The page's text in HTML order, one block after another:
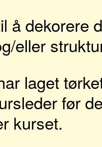
å dekorere
eller
laget
før
kurset.